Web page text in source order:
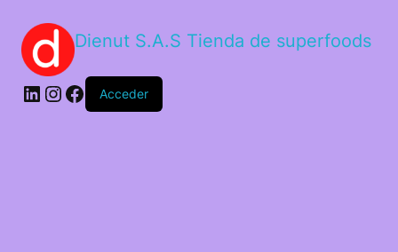
Dienut S.A.S Tienda de superfoods
Acceder